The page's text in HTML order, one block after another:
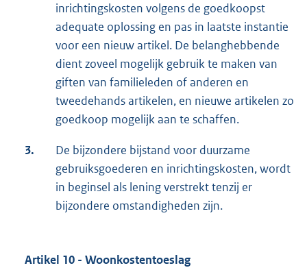
inrichtingskosten volgens de goedkoopst
adequate oplossing en pas in laatste instantie
voor een nieuw artikel. De belanghebbende
dient zoveel mogelijk gebruik te maken van
giften van familieleden of anderen en
tweedehands artikelen, en nieuwe artikelen zo
goedkoop mogelijk aan te schaffen.
3.
De bijzondere bijstand voor duurzame
gebruiksgoederen en inrichtingskosten, wordt
in beginsel als lening verstrekt tenzij er
bijzondere omstandigheden zijn.
Artikel 10 - Woonkostentoeslag